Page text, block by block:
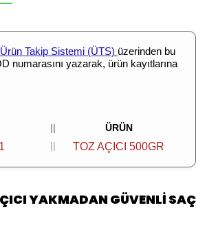
Ürün Takip Sistemi (ÜTS) üzerinden bu
numarasını yazarak, ürün kayıtlarına
|| ÜRÜN
|| TOZ AÇICI 500GR
YAKMADAN GÜVENLİ SAÇ